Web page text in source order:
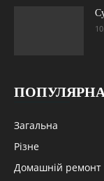
Загальна
Різне
Домашній ремонт